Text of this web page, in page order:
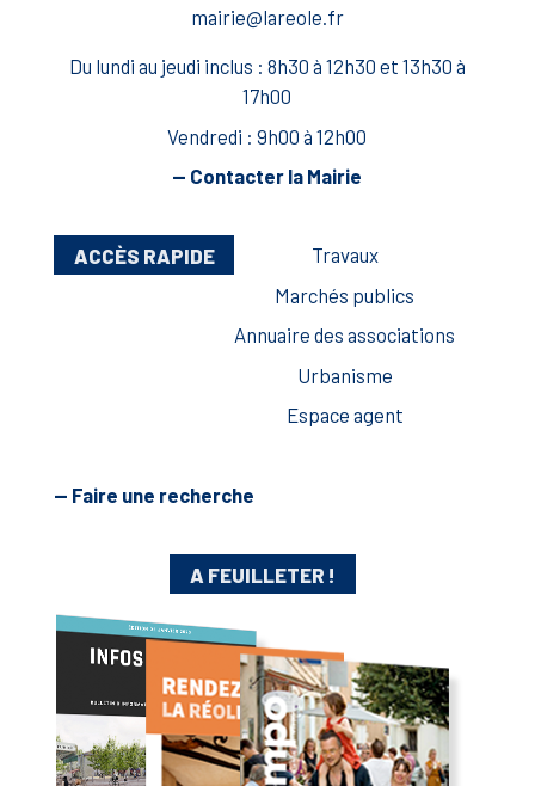
mairie@lareole.fr
Du lundi au jeudi inclus : 8h30 à 12h30 et 13h30 à
17h00
Vendredi : 9h00 à 12h00
— Contacter la Mairie
ACCÈS RAPIDE
Travaux
Marchés publics
Annuaire des associations
Urbanisme
Espace agent
— Faire une recherche
A FEUILLETER !